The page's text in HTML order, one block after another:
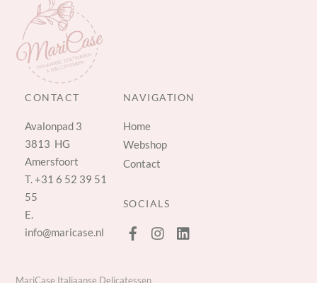
CONTACT
Avalonpad 3
3813 HG
Amersfoort
T.+31 6 52 39 51
55
E.
info@maricase.nl
NAVIGATION
Home
Webshop
Contact
SOCIALS
MariCase Italiaanse Delicatessen